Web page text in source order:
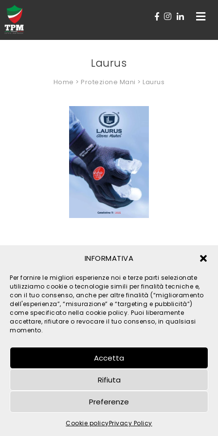
INFORMATIVA
Per fornire le migliori esperienze noi e terze parti selezionate
utilizziamo cookie o tecnologie simili per finalità tecniche e,
con il tuo consenso, anche per altre finalità (“miglioramento
dell'esperienza”, “misurazione” e “targeting e pubblicità”)
come specificato nella cookie policy. Puoi liberamente
accettare, rifiutare o revocare il tuo consenso, in qualsiasi
momento.
Accetta
Rifiuta
Preferenze
Cookie policyPrivacy Policy
Toggle
Laurus
Home > Protezione Mani > Laurus
© 2026 TPM s.r.l. - All Rights Reserved - C.F. e P. IVA
IT05121480262 -privacy-cookies- by